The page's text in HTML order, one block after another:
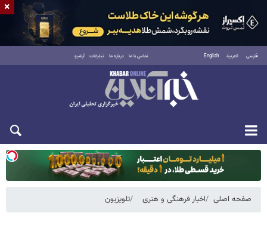
فارسی العربية English تماس با ما درباره ما تبلیغات آرشیو
دوشنبه ۱۹ مرداد ۱۴۰۵
صفحه اصلی اخبار فرهنگی و هنری تلویزیون
×